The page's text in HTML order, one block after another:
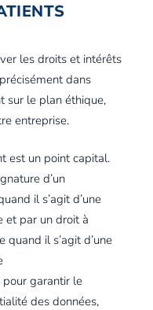
les droits et intérêts
dans
sur le plan éthique,
entreprise.
est un point capital.
d’un
il s’agit d’une
et par un droit à
quand il s’agit d’une
garantir le
des données,